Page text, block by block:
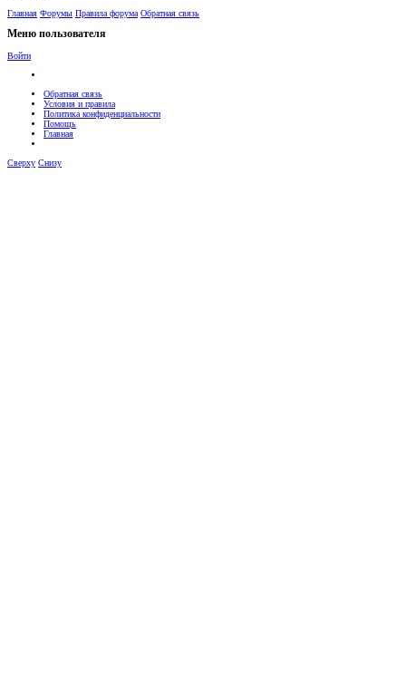
Главная Форумы Правила форума Обратная связь
Меню пользователя
Войти
Обратная связь
Условия и правила
Политика конфиденциальности
Помощь
Главная
Сверху Снизу